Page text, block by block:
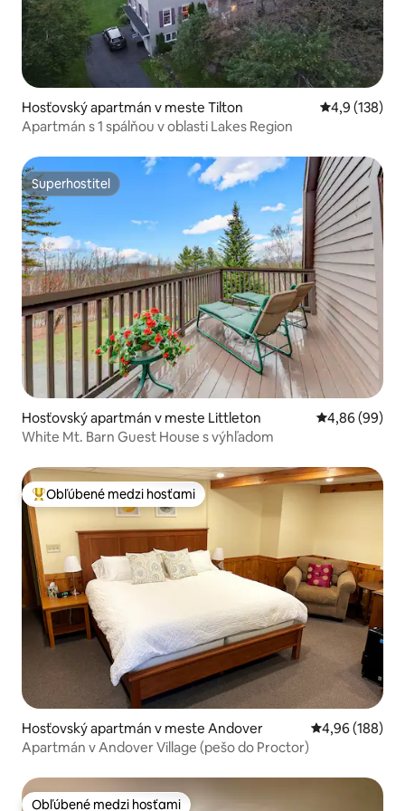
Hosťovský apartmán v meste Tilton Priemerné
4,9 (138)
Apartmán s 1 spálňou v oblasti Lakes Region
Superhostiteľ
Superhostiteľ
Hosťovský apartmán v meste Littleton Priemerné
4,86 (99)
White Mt. Barn Guest House s výhľadom
Najobľúbenejšie medzi hosťami
Obľúbené medzi hosťami
Hosťovský apartmán v meste Andover Priemerné
4,96 (188)
Apartmán v Andover Village (pešo do Proctor)
Obľúbené medzi hosťami